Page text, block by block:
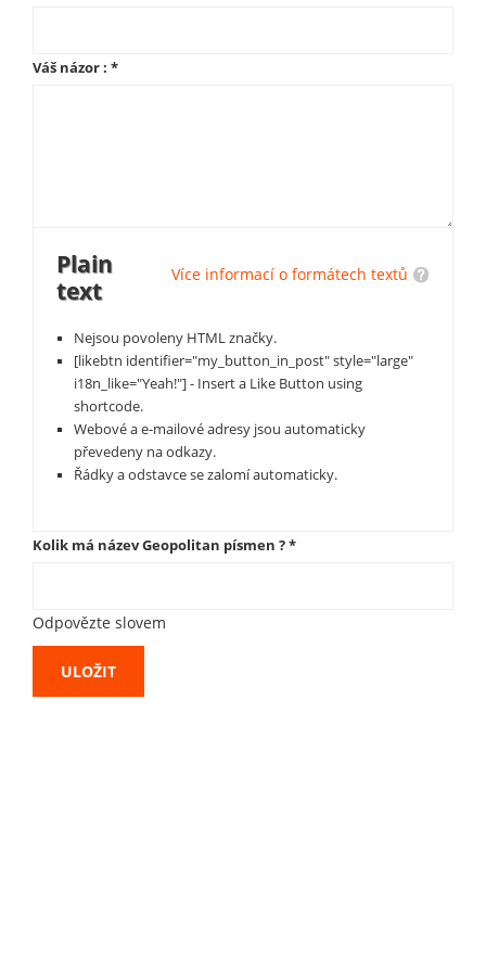
Váš názor : *
Více informací o formátech textů
Plain
text
Nejsou povoleny HTML značky.
[likebtn identifier="my_button_in_post" style="large"
i18n_like="Yeah!"] - Insert a Like Button using
shortcode.
Webové a e-mailové adresy jsou automaticky
převedeny na odkazy.
Řádky a odstavce se zalomí automaticky.
Kolik má název Geopolitan písmen ?*
Odpovězte slovem